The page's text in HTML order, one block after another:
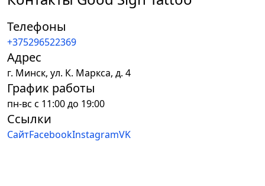
Телефоны
+375296522369
Адрес
г. Минск, ул. К. Маркса, д. 4
График работы
пн-вс с 11:00 до 19:00
Ссылки
СайтFacebookInstagramVK